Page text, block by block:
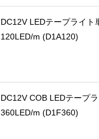
DC12V LEDテープライト
120LED/m (D1A120)
DC12V COB LEDテープ
360LED/m (D1F360)